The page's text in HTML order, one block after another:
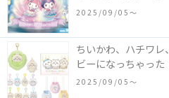
2025～マーメイド
ズメント施設「ナ
ン」で開催！
2025/09/05〜
ちいかわ、ハチワ
ビーになっちゃっ
ビー)』の催事を全国
2025/09/05〜